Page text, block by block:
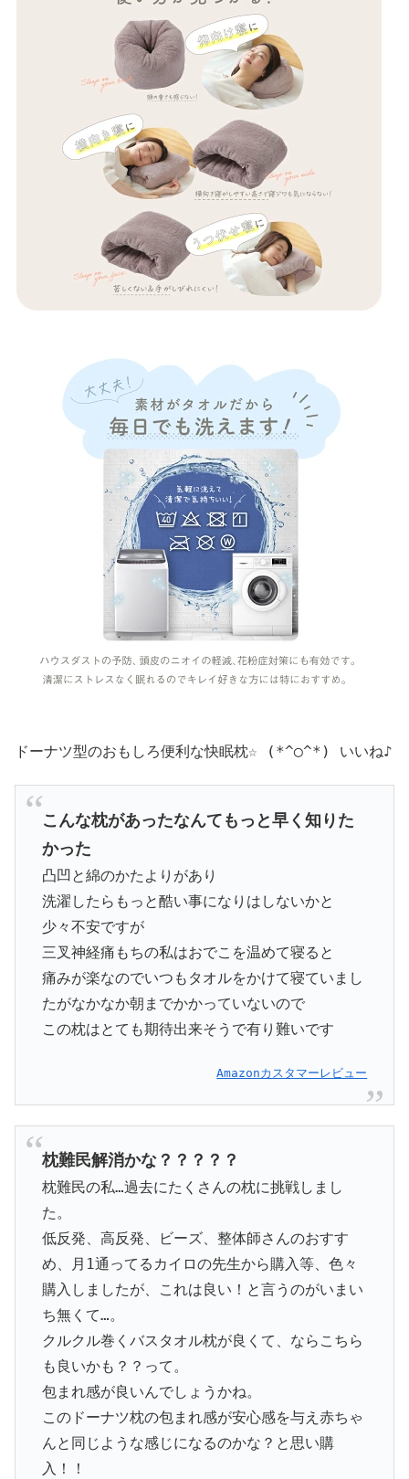
ドーナツ型のおもしろ便利な快眠枕☆ (*^◯^*) いいね♪
こんな枕があったなんてもっと早く知りた
かった
凸凹と綿のかたよりがあり
洗濯したらもっと酷い事になりはしないかと
少々不安ですが
三叉神経痛もちの私はおでこを温めて寝ると
痛みが楽なのでいつもタオルをかけて寝ていまし
たがなかなか朝までかかっていないので
この枕はとても期待出来そうで有り難いです
Amazonカスタマーレビュー
枕難民解消かな？？？？？
枕難民の私…過去にたくさんの枕に挑戦しまし
た。
低反発、高反発、ビーズ、整体師さんのおすす
め、月1通ってるカイロの先生から購入等、色々
購入しましたが、これは良い！と言うのがいまい
ち無くて…。
クルクル巻くバスタオル枕が良くて、ならこちら
も良いかも？？って。
包まれ感が良いんでしょうかね。
このドーナツ枕の包まれ感が安心感を与え赤ちゃ
んと同じような感じになるのかな？と思い購
入！！